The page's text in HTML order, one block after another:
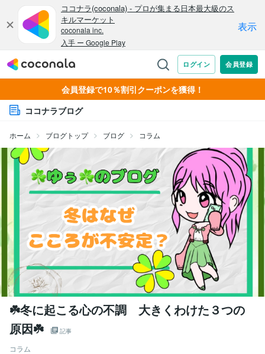
会員登録で10％割引クーポンを獲得！
ココナラブログ
ホーム ブログトップ ブログ コラム
☘️冬に起こる心の不調 大きくわけた３つの
原因☘️
記事
コラム